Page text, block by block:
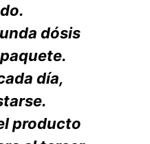
dósis
día,
producto